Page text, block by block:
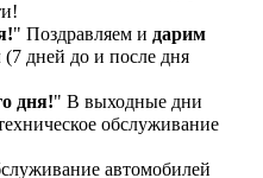
" Поздравляем и дарим
(7 дней до и после дня
дня!" В выходные дни
обслуживание
автомобилей